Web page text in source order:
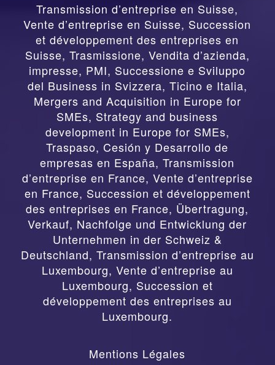
Transmission d’entreprise en Suisse,
Vente d’entreprise en Suisse, Succession
et développement des entreprises en
Suisse, Trasmissione, Vendita d’azienda,
impresse, PMI, Successione e Sviluppo
del Business in Svizzera, Ticino e Italia,
Mergers and Acquisition in Europe for
SMEs, Strategy and business
development in Europe for SMEs,
Traspaso, Cesión y Desarrollo de
empresas en España,Transmission
d’entreprise en France, Vente d’entreprise
en France, Succession et développement
des entreprises en France, Übertragung,
Verkauf, Nachfolge und Entwicklung der
Unternehmen in der Schweiz &
Deutschland, Transmission d’entreprise au
Luxembourg, Vente d’entreprise au
Luxembourg, Succession et
développement des entreprises au
Luxembourg.
Mentions Légales